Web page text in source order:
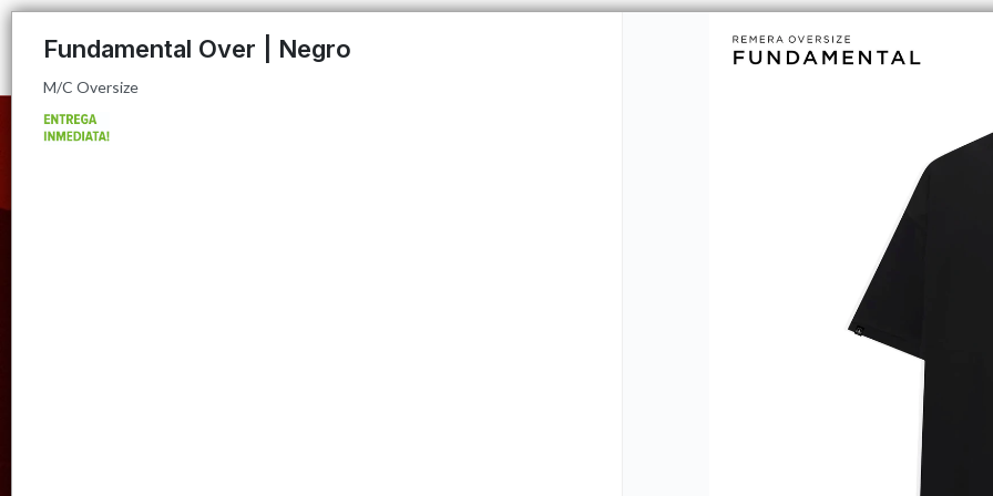
M/C Oversize
Fundamental Over | Negro
M/C Oversize